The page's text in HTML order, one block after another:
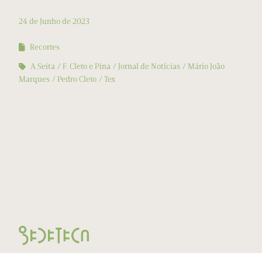
24 de Junho de 2023
Recortes
A Seita
F. Cleto e Pina Jornal de Notícias
Mário João
Marques
Pedro Cleto Tex